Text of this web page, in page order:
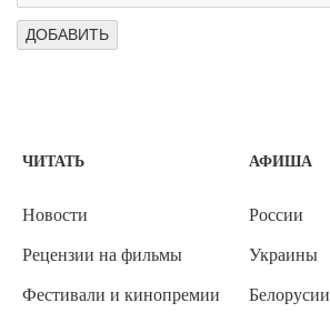
ЧИТАТЬ
Новости
Рецензии на фильмы
Фестивали и кинопремии
АФИША
России
Украины
Белорусии